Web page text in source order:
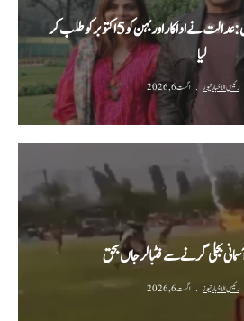
سلمان خان دھوکہ دہی کیس: عدالت نے اداکار اور بہن کو 5 اکتوبر کو طلب کر
لیا
رئیس الاخبار نیوز اگست 6, 2026
بجلی گرنے سے فٹبالر جاں بحق
رئیس الاخبار نیوز اگست 6, 2026